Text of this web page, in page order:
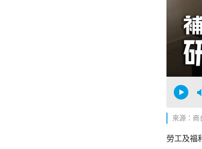
來源：商
勞工及福